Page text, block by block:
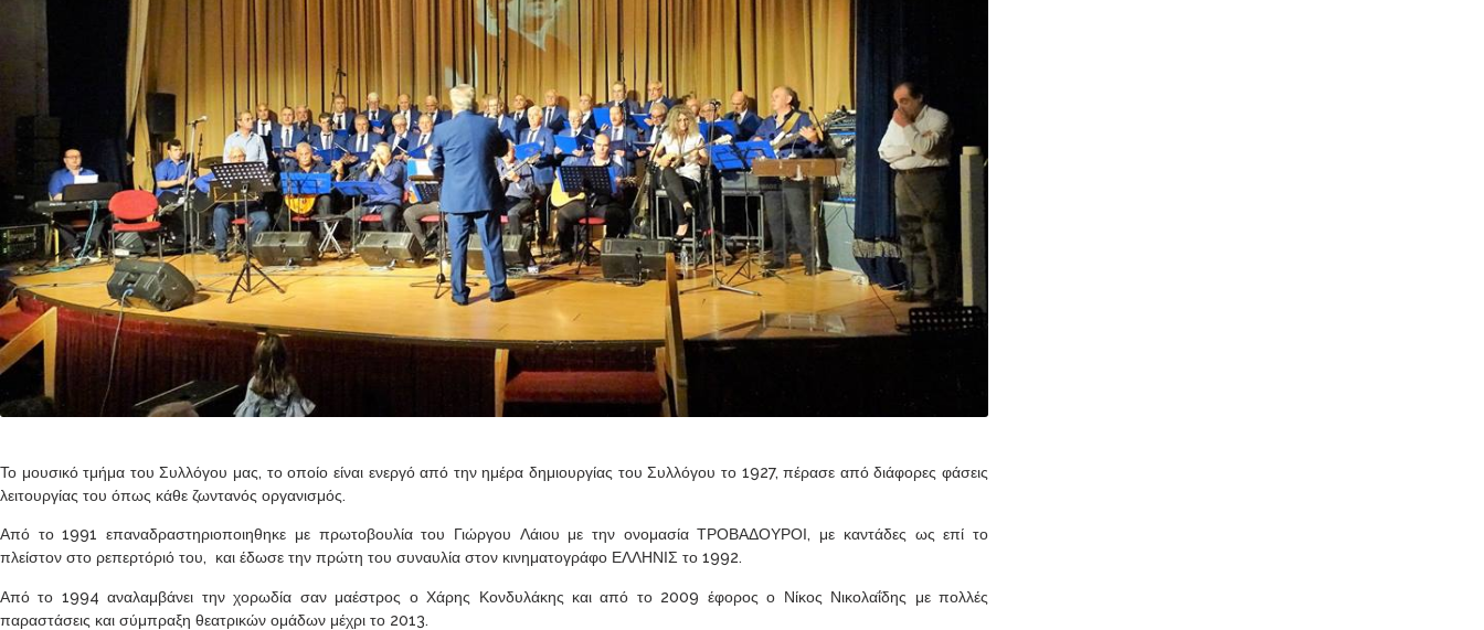
Το μουσικό τμήμα του Συλλόγου μας, το οποίο είναι ενεργό από την ημέρα δημιουργίας του Συλλόγου το 1927, πέρασε από διάφορες φάσεις
λειτουργίας του όπως κάθε ζωντανός οργανισμός.
Από το 1991 επαναδραστηριοποιηθηκε με πρωτοβουλία του Γιώργου Λάιου με την ονομασία ΤΡΟΒΑΔΟΥΡΟΙ, με καντάδες ως επί το
πλείστον στο ρεπερτόριό του, και έδωσε την πρώτη του συναυλία στον κινηματογράφο ΕΛΛΗΝΙΣ το 1992.
Από το 1994 αναλαμβάνει την χορωδία σαν μαέστρος ο Χάρης Κονδυλάκης και από το 2009 έφορος ο Νίκος Νικολαΐδης με πολλές
παραστάσεις και σύμπραξη θεατρικών ομάδων μέχρι το 2013.